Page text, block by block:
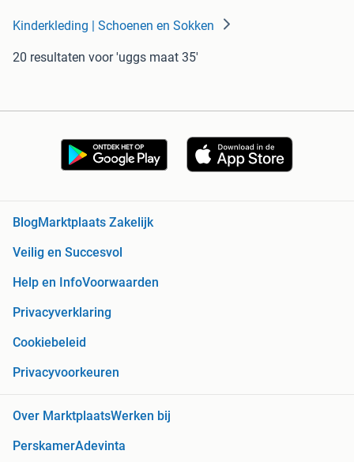
Kinderkleding | Schoenen en Sokken
20 resultaten voor 'uggs maat 35'
Blog Marktplaats Zakelijk
Veilig en Succesvol
Help en InfoVoorwaarden
Privacyverklaring
Cookiebeleid
Privacyvoorkeuren
Over MarktplaatsWerken bij
PerskamerAdevinta